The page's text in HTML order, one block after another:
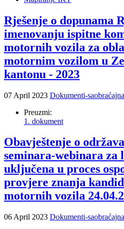
Rješenje o dopunama
imenovanju ispitne
motornih vozila za
motornim vozilom u
kantonu - 2023
07 April 2023 Dokumenti-
Preuzmi:
1. dokument
Obavještenje o
seminara-webinara za
uključena u proces
provjere znanja
motornih vozila
06 April 2023 Dokumenti-